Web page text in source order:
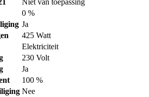
0 %
Ja
425 Watt
Elektriciteit
230 Volt
Ja
100 %
Nee